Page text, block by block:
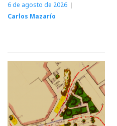
6 de agosto de 2026
Carlos Mazarío